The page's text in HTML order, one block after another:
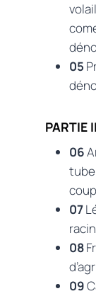
05
PARTIE
06
07
08
09